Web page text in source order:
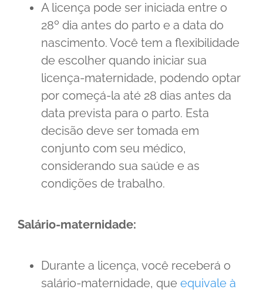
A licença pode ser iniciada entre o
28º dia antes do parto e a data do
nascimento. Você tem a flexibilidade
de escolher quando iniciar sua
licença-maternidade, podendo optar
por começá-la até 28 dias antes da
data prevista para o parto. Esta
decisão deve ser tomada em
conjunto com seu médico,
considerando sua saúde e as
condições de trabalho.
Salário-maternidade:
Durante a licença, você receberá o
salário-maternidade, que equivale à